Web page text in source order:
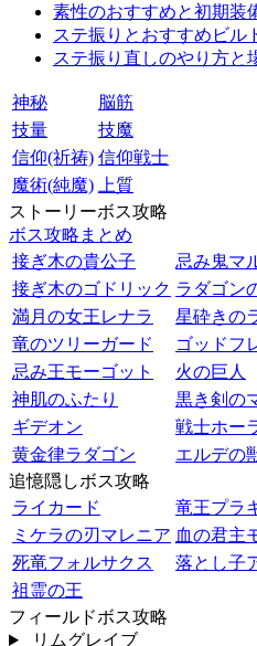
素性のおすすめと初期装
ステ振りとおすすめビル
ステ振り直しのやり方と
神秘
脳筋
技量
技魔
信仰(祈祷) 信仰戦士
魔術(純魔)
上質
ストーリーボス攻略
ボス攻略まとめ
接ぎ木の貴公子
忌み鬼マ
接ぎ木のゴドリック ラダゴン
満月の女王レナラ
星砕きの
竜のツリーガード
ゴッドフ
忌み王モーゴット
火の巨人
神肌のふたり
黒き剣の
ギデオン
戦士ホー
黄金律ラダゴン
エルデの
追憶隠しボス攻略
ライカード
竜王プラ
ミケラの刃マレニア 血の君主
死竜フォルサクス
落とし子
祖霊の王
フィールドボス攻略
リムグレイブ